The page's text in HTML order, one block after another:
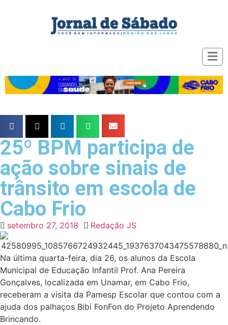
25º BPM participa de
ação sobre sinais de
trânsito em escola de
Cabo Frio
setembro 27, 2018 Redação JS
Na última quarta-feira, dia 26, os alunos da Escola
Municipal de Educação Infantil Prof. Ana Pereira
Gonçalves, localizada em Unamar, em Cabo Frio,
receberam a visita da Pamesp Escolar que contou com a
ajuda dos palhaços Bibi FonFon do Projeto Aprendendo
Brincando.